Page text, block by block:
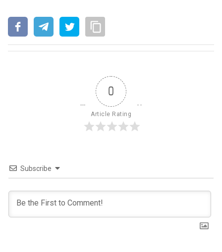
0
Article Rating
Subscribe